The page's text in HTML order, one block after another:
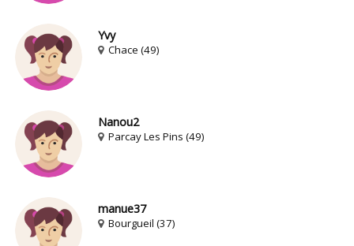
Yvy
Chace (49)
Nanou2
Parcay Les Pins (49)
manue37
Bourgueil (37)